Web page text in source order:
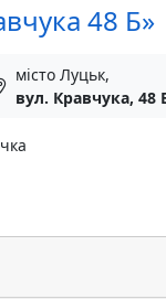
48 Б»
місто Луцьк,
вул. Кравчука, 48